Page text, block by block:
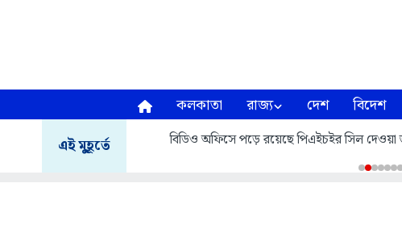
কলকাতা রাজ্য দেশ বিদেশ
এই মুহূর্তে বিডিও অফিসে পড়ে রয়েছে পিএইচইর সিল